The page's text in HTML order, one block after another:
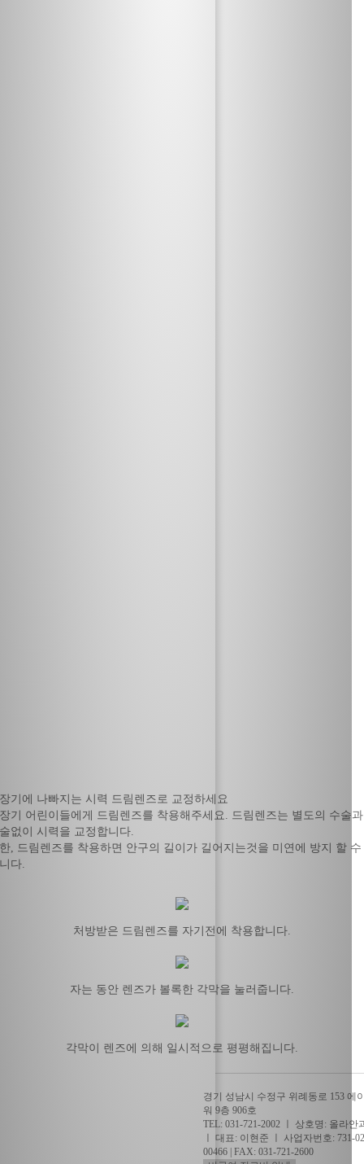
기에 나빠지는 시력 드림렌즈로 교정하세요
기 어린이들에게 드림렌즈를 착용해주세요. 드림렌즈는 별도의 수술과
없이 시력을 교정합니다.
, 드림렌즈를 착용하면 안구의 길이가 길어지는것을 미연에 방지 할 수
다.
처방받은 드림렌즈를 자기전에 착용합니다.
자는 동안 렌즈가 볼록한 각막을 눌러줍니다.
각막이 렌즈에 의해 일시적으로 평평해집니다.
경기 성남시 수정구 위례동로 153 에
워 9층 906호
TEL: 031-721-2002 ㅣ 상호명: 올라안
ㅣ 대표: 이현준 ㅣ 사업자번호: 731-
00466 | FAX: 031-721-2600